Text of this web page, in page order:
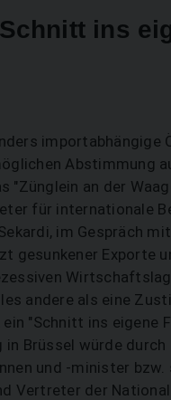
ins
importabhängige
Abstimmung
"Zünglein an der
für internationale
im Gespräch mit
gesunkener Exporte
andere als eine
"Schnitt ins eigene
in Brüssel würde durch
und -minister bzw.
Vertreter der